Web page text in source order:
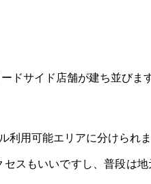
ドサイド店舗が建ち並びます
用可能エリアに分けられま
スもいいですし、普段は